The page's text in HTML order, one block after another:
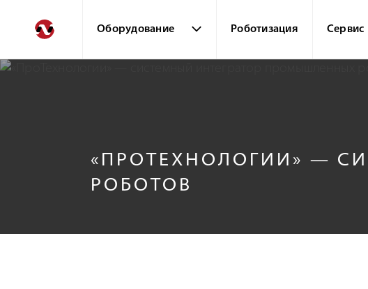
Оборудование Роботизация Сервис
«ПРОТЕХНОЛОГИИ» —
РОБОТОВ